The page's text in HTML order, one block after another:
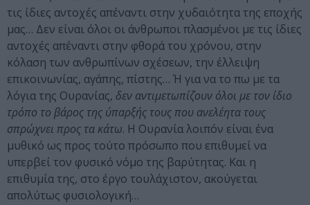
τις ίδιες αντοχές απέναντι στην χυδαιότητα της εποχής
μας… Δεν είναι όλοι οι άνθρωποι πλασμένοι με τις ίδιες
αντοχές απέναντι στην φθορά του χρόνου, στην
κόλαση των ανθρωπίνων σχέσεων, την έλλειψη
επικοινωνίας, αγάπης, πίστης… Ή για να το πω με τα
λόγια της Ουρανίας, δεν αντιμετωπίζουν όλοι με τον ίδιο
τρόπο το βάρος της ύπαρξής τους που ανελέητα τους
σπρώχνει προς τα κάτω. Η Ουρανία λοιπόν είναι ένα
μυθικό ως προς τούτο πρόσωπο που επιθυμεί να
υπερβεί τον φυσικό νόμο της βαρύτητας. Και η
επιθυμία της, στο έργο τουλάχιστον, ακούγεται
απολύτως φυσιολογική…